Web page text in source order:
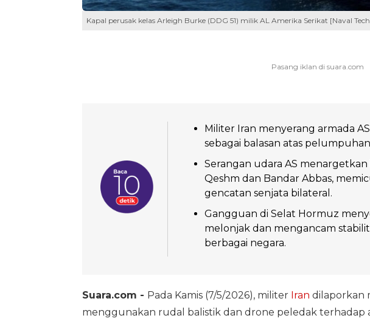
Kapal perusak kelas Arleigh Burke (DDG 51) milik AL Amerika Serikat [Naval
Militer Iran menyerang armada
sebagai balasan atas
Serangan udara AS
Qeshm dan Bandar Abbas,
gencatan senjata bilateral.
Gangguan di Selat Hormuz
melonjak dan mengancam
berbagai negara.
Suara.com - Pada Kamis (7/5/2026), militer Iran dilaporkan
menggunakan rudal balistik dan drone peledak terhadap